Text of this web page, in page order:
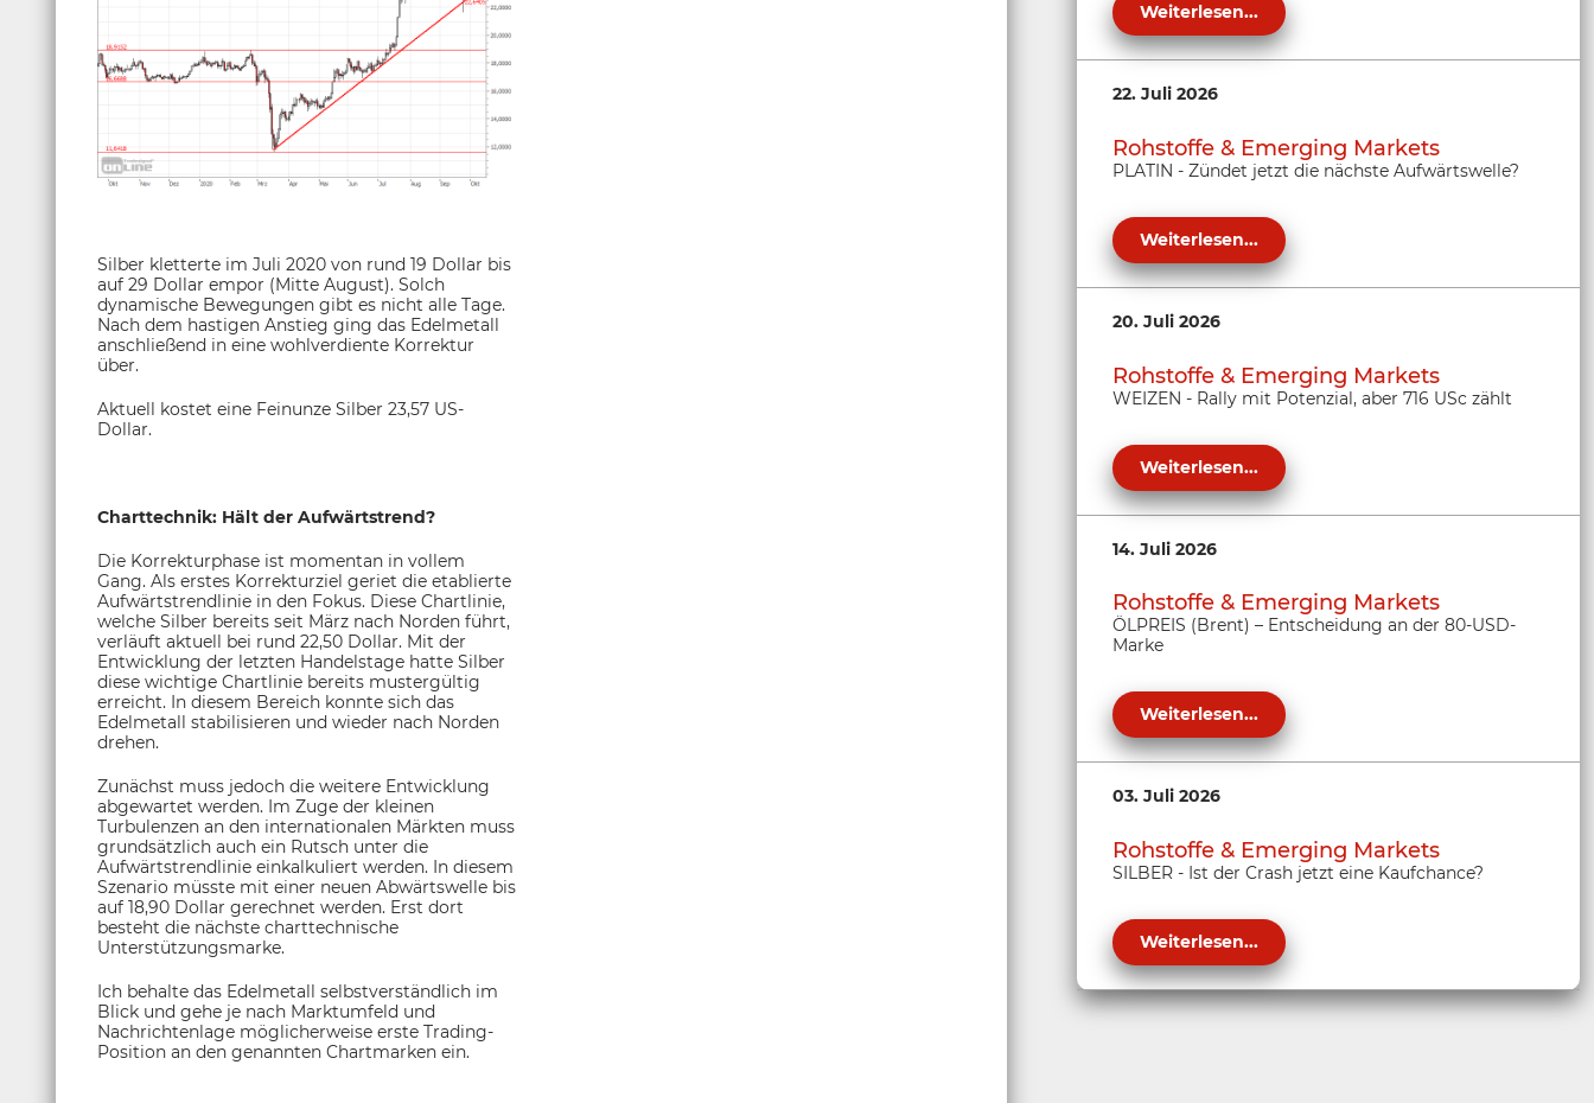
Silber kletterte im Juli 2020 von rund 19 Dollar bis
auf 29 Dollar empor (Mitte August). Solch
dynamische Bewegungen gibt es nicht alle Tage.
Nach dem hastigen Anstieg ging das Edelmetall
anschließend in eine wohlverdiente Korrektur
über.
Aktuell kostet eine Feinunze Silber 23,57 US-
Dollar.
Charttechnik: Hält der Aufwärtstrend?
Die Korrekturphase ist momentan in vollem
Gang. Als erstes Korrekturziel geriet die etablierte
Aufwärtstrendlinie in den Fokus. Diese Chartlinie,
welche Silber bereits seit März nach Norden führt,
verläuft aktuell bei rund 22,50 Dollar. Mit der
Entwicklung der letzten Handelstage hatte Silber
diese wichtige Chartlinie bereits mustergültig
erreicht. In diesem Bereich konnte sich das
Edelmetall stabilisieren und wieder nach Norden
drehen.
Zunächst muss jedoch die weitere Entwicklung
abgewartet werden. Im Zuge der kleinen
Turbulenzen an den internationalen Märkten muss
grundsätzlich auch ein Rutsch unter die
Aufwärtstrendlinie einkalkuliert werden. In diesem
Szenario müsste mit einer neuen Abwärtswelle bis
auf 18,90 Dollar gerechnet werden. Erst dort
besteht die nächste charttechnische
Unterstützungsmarke.
Ich behalte das Edelmetall selbstverständlich im
Blick und gehe je nach Marktumfeld und
Nachrichtenlage möglicherweise erste Trading-
Position an den genannten Chartmarken ein.
Weiterlesen...
22. Juli 2026
Rohstoffe & Emerging Markets
PLATIN - Zündet jetzt die nächste Aufwärtswelle?
Weiterlesen...
20. Juli 2026
Rohstoffe & Emerging Markets
WEIZEN - Rally mit Potenzial, aber 716 USc zählt
Weiterlesen...
14. Juli 2026
Rohstoffe & Emerging Markets
ÖLPREIS (Brent) – Entscheidung an der 80-USD-
Marke
Weiterlesen...
03. Juli 2026
Rohstoffe & Emerging Markets
SILBER - Ist der Crash jetzt eine Kaufchance?
Weiterlesen...